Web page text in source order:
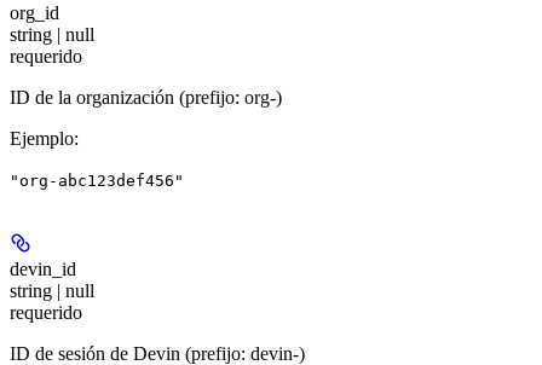
org_id
string | null
requerido
ID de la organización (prefijo: org-)
Ejemplo:
"org-abc123def456"
devin_id
string | null
requerido
ID de sesión de Devin (prefijo: devin-)